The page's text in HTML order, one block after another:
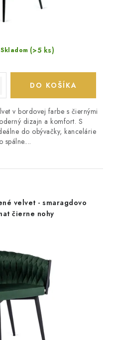
Skladom (>5 ks)
DO KOŠÍKA
v bordovej farbe s čiernými
dizajn a komfort. S
do obývačky, kancelárie
spálne....
velvet - smaragdovo
čierne nohy